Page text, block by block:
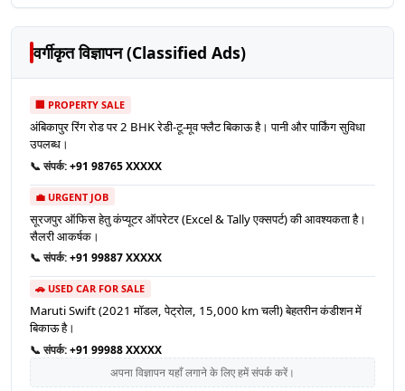
वर्गीकृत विज्ञापन (Classified Ads)
🏢 PROPERTY SALE
अंबिकापुर रिंग रोड पर 2 BHK रेडी-टू-मूव फ्लैट बिकाऊ है। पानी और पार्किंग सुविधा
उपलब्ध।
📞 संपर्क:+91 98765 XXXXX
💼 URGENT JOB
सूरजपुर ऑफिस हेतु कंप्यूटर ऑपरेटर (Excel & Tally एक्सपर्ट) की आवश्यकता है।
सैलरी आकर्षक।
📞 संपर्क:+91 99887 XXXXX
🚗 USED CAR FOR SALE
Maruti Swift (2021 मॉडल, पेट्रोल, 15,000 km चली) बेहतरीन कंडीशन में
बिकाऊ है।
📞 संपर्क:+91 99988 XXXXX
अपना विज्ञापन यहाँ लगाने के लिए हमें संपर्क करें।